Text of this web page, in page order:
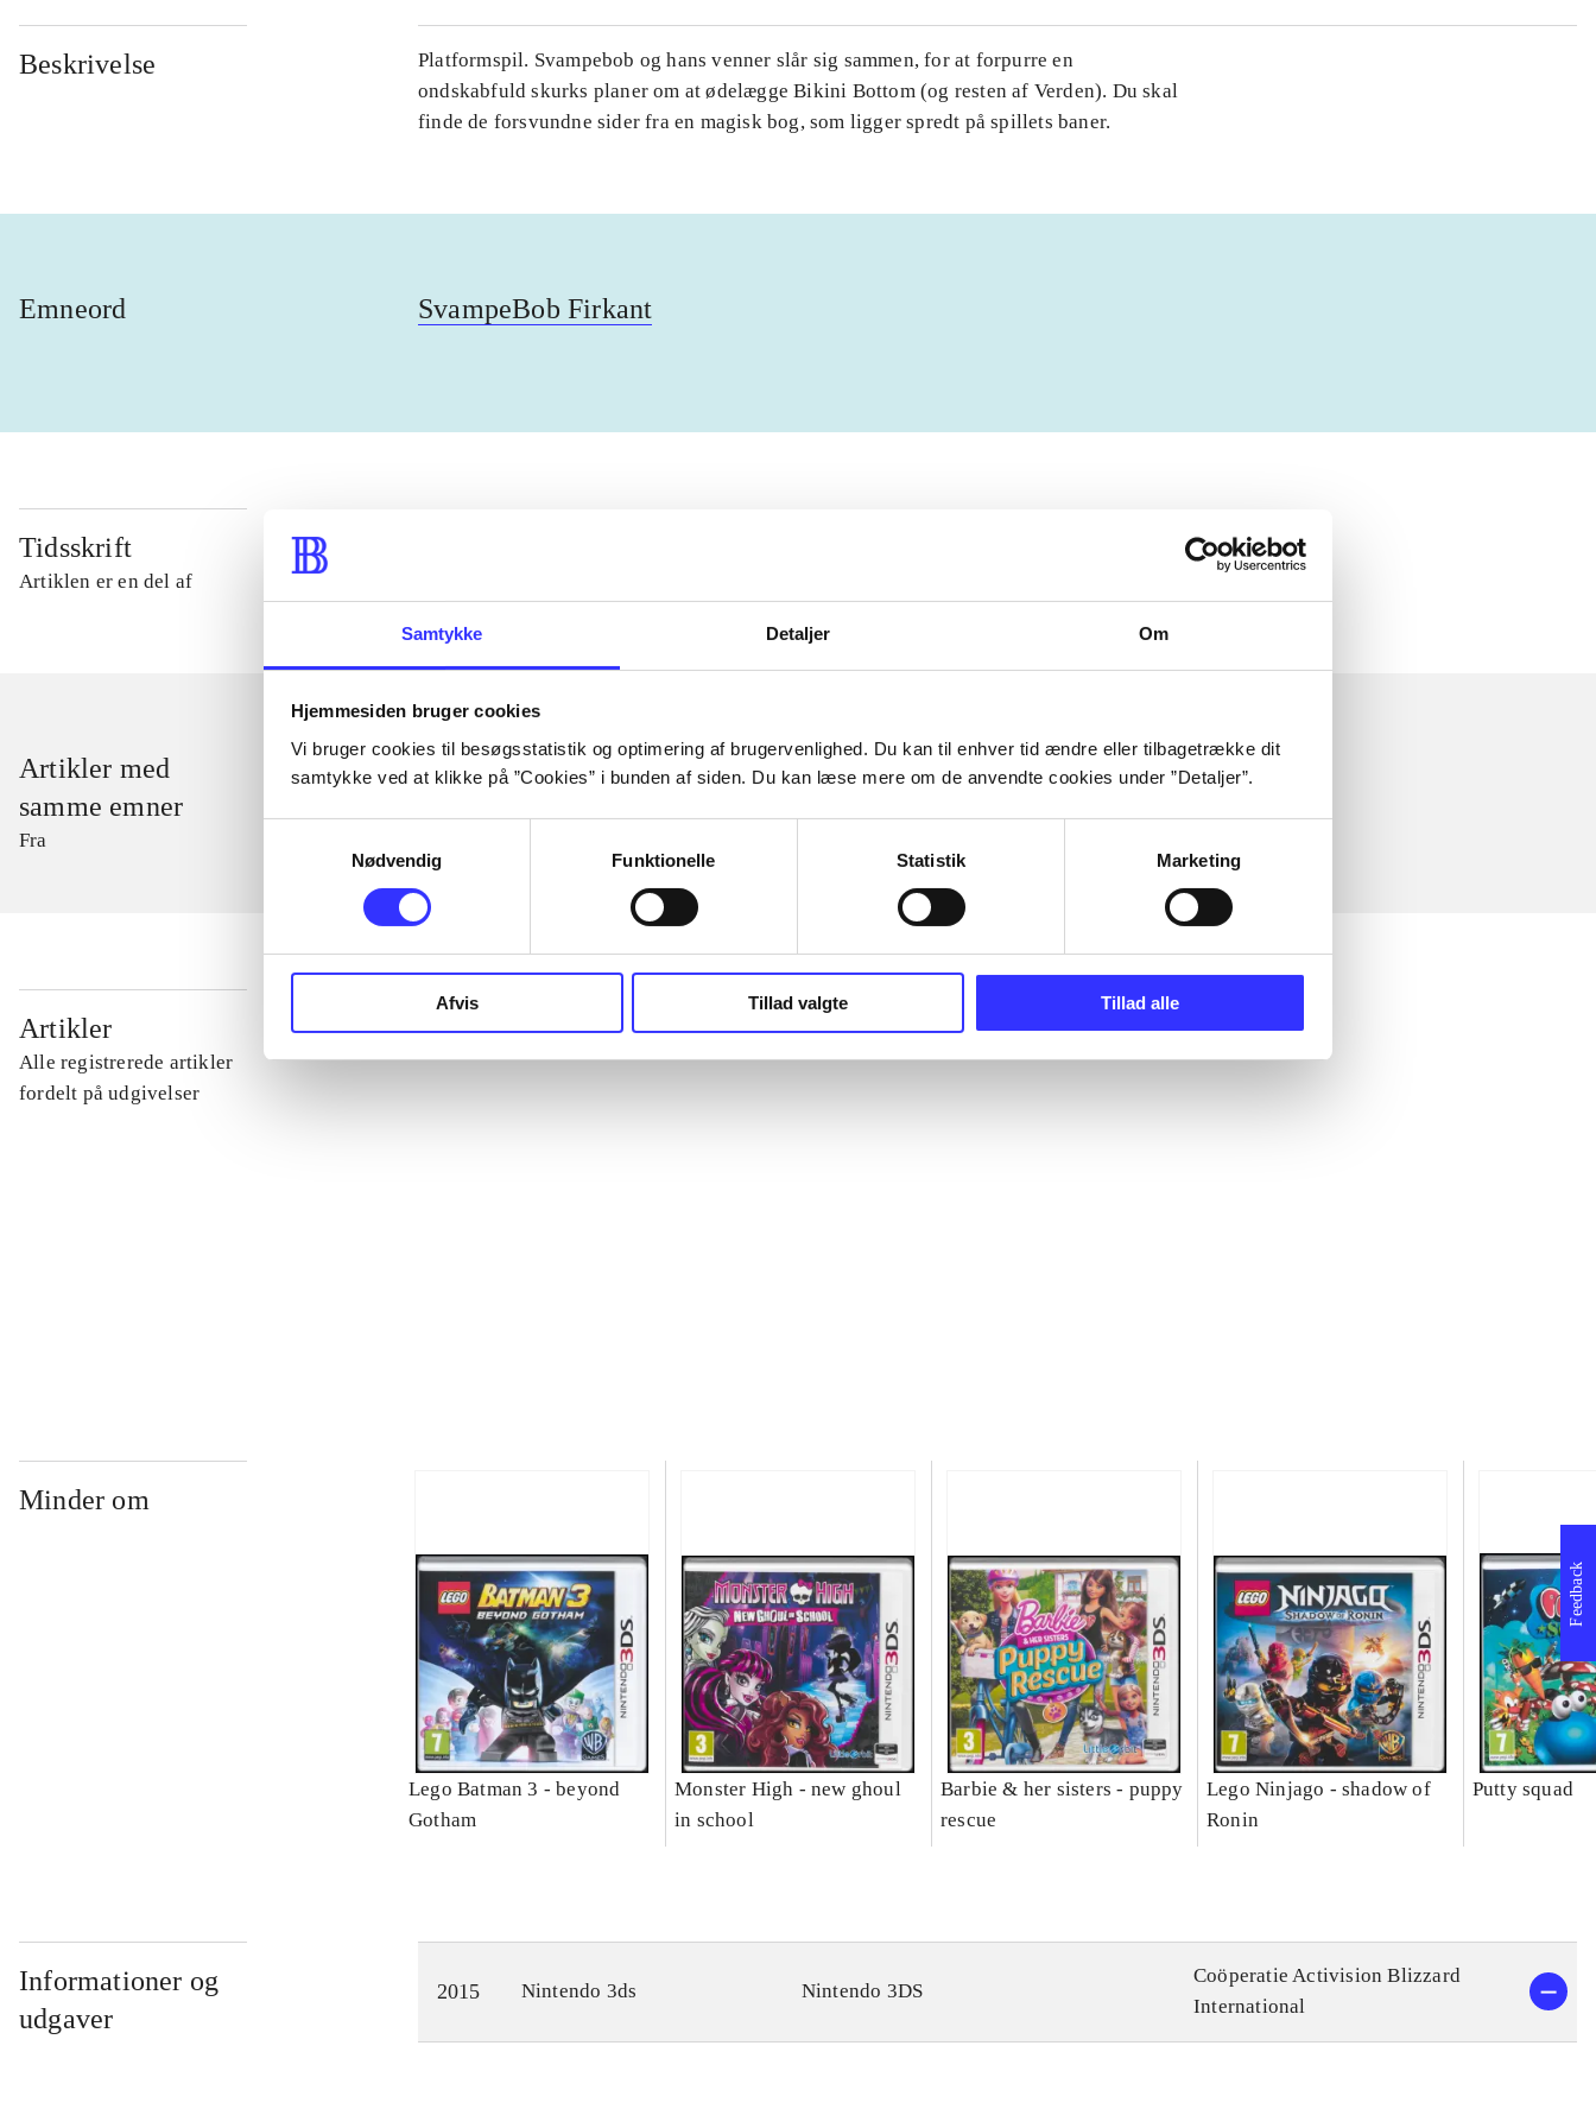
Samtykke Detaljer Om
Hjemmesiden bruger cookies
Vi bruger cookies til besøgsstatistik og optimering af brugervenlighed. Du kan til enhver tid ændre eller tilbagetrække dit
samtykke ved at klikke på ”Cookies” i bunden af siden. Du kan læse mere om de anvendte cookies under ”Detaljer”.
Nødvendig
Funktionelle Statistik Marketing
Afvis Tillad valgte Tillad alle
Beskrivelse
Platformspil. Svampebob og hans venner slår sig sammen, for at forpurre en
ondskabfuld skurks planer om at ødelægge Bikini Bottom (og resten af Verden). Du skal
finde de forsvundne sider fra en magisk bog, som ligger spredt på spillets baner.
Emneord SvampeBob Firkant
Tidsskrift
Artiklen er en del af
Artikler med
samme emner
Fra
Artikler
Alle registrerede artikler
fordelt på udgivelser
Minder om
Lego Batman 3 - beyond
Gotham
Monster High - new ghoul
in school
Barbie & her sisters - puppy
rescue
Lego Ninjago - shadow of
Ronin
Putty squad
Informationer og
udgaver
2015 Nintendo 3ds Nintendo 3DS
Coöperatie Activision Blizzard
International
Feedback